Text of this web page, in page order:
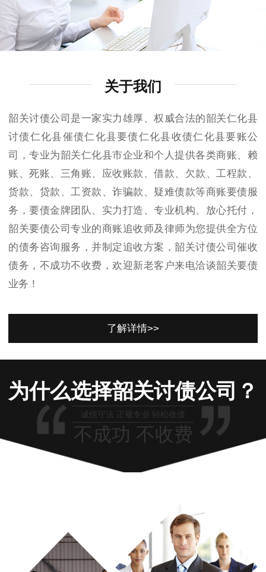
关于我们
韶关讨债公司是一家实力雄厚、权威合法的韶关仁化县
讨债仁化县催债仁化县要债仁化县收债仁化县要账公
司，专业为韶关仁化县市企业和个人提供各类商账、赖
账、死账、三角账、应收账款、借款、欠款、工程款、
货款、贷款、工资款、诈骗款、疑难债款等商账要债服
务，要债金牌团队、实力打造、专业机构、放心托付，
韶关要债公司专业的商账追收师及律师为您提供全方位
的债务咨询服务，并制定追收方案，韶关讨债公司催收
债务，不成功不收费，欢迎新老客户来电洽谈韶关要债
业务！
了解详情>>
为什么选择韶关讨债公司？
诚信守法 正规专业 轻松收债
不成功 不收费